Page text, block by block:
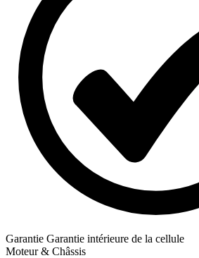
Garantie Garantie intérieure de la cellule
Moteur & Châssis